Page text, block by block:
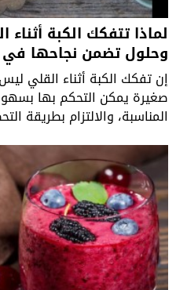
لماذا تتفكك الكبة
وحلول تضمن نجاحها
إن تفكك الكبة أثناء القلي
صغيرة يمكن التحكم بها
المناسبة، والالتزام بطريقة